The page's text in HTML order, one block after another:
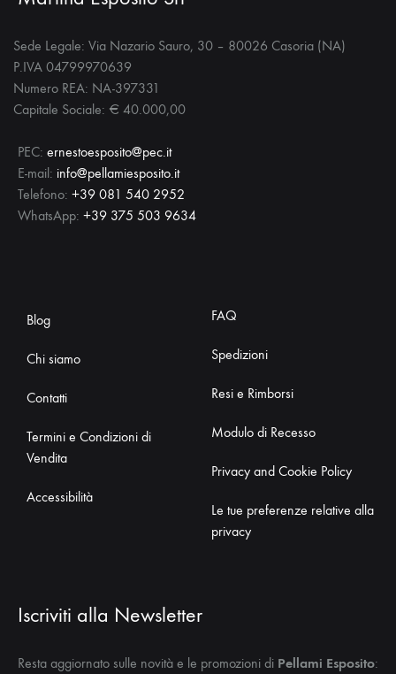
Sede Legale: Via Nazario Sauro, 30 – 80026 Casoria (NA)
P.IVA 04799970639
Numero REA: NA-397331
Capitale Sociale: € 40.000,00
PEC: ernestoesposito@pec.it
E-mail: info@pellamiesposito.it
Telefono: +39 081 540 2952
WhatsApp: +39 375 503 9634
Blog
Chi siamo
Contatti
Termini e Condizioni di
Vendita
Accessibilità
FAQ
Spedizioni
Resi e Rimborsi
Modulo di Recesso
Privacy and Cookie Policy
Le tue preferenze relative alla
privacy
Iscriviti alla Newsletter
Resta aggiornato sulle novità e le promozioni di Pellami Esposito: